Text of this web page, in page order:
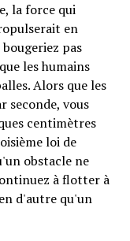
la force qui
en
pas
les humains
Alors que les
seconde, vous
centimètres
loi de
obstacle ne
à flotter à
d'autre qu'un